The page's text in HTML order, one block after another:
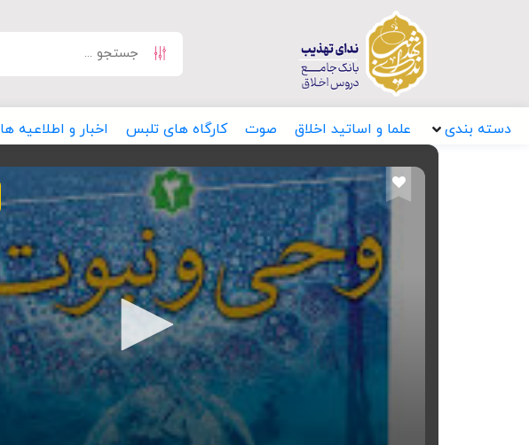
دسته بندی علما و اساتید اخلاق صوت کارگاه های تلبس اخبار و اطلاعیه ها